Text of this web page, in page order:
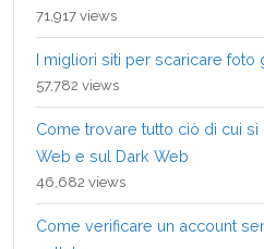
71,917 views
I migliori siti per scaricare foto
57,782 views
Come trovare tutto ciò di cui
Web e sul Dark Web
46,682 views
Come verificare un account